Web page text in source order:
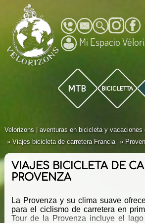
Mi Espacio
Velorizons | aventuras en bicicleta y vacaciones
Viajes bicicleta de carretera Francia
VIAJES BICICLETA DE
PROVENZA
La Provenza y su clima suave
para el ciclismo de carretera en
Tour de la Provenza incluye el